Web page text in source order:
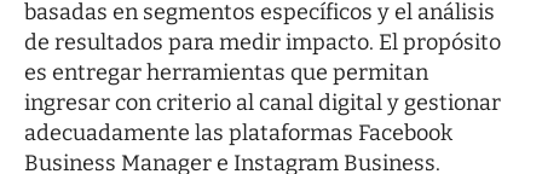
basadas en segmentos específicos y el análisis
de resultados para medir impacto. El propósito
es entregar herramientas que permitan
ingresar con criterio al canal digital y gestionar
adecuadamente las plataformas Facebook
Business Manager e Instagram Business.